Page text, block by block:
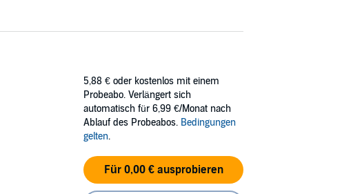
5,88 € oder kostenlos mit einem
Probeabo. Verlängert sich
automatisch für 6,99 €/Monat nach
Ablauf des Probeabos. Bedingungen
gelten.
Für 0,00 € ausprobieren